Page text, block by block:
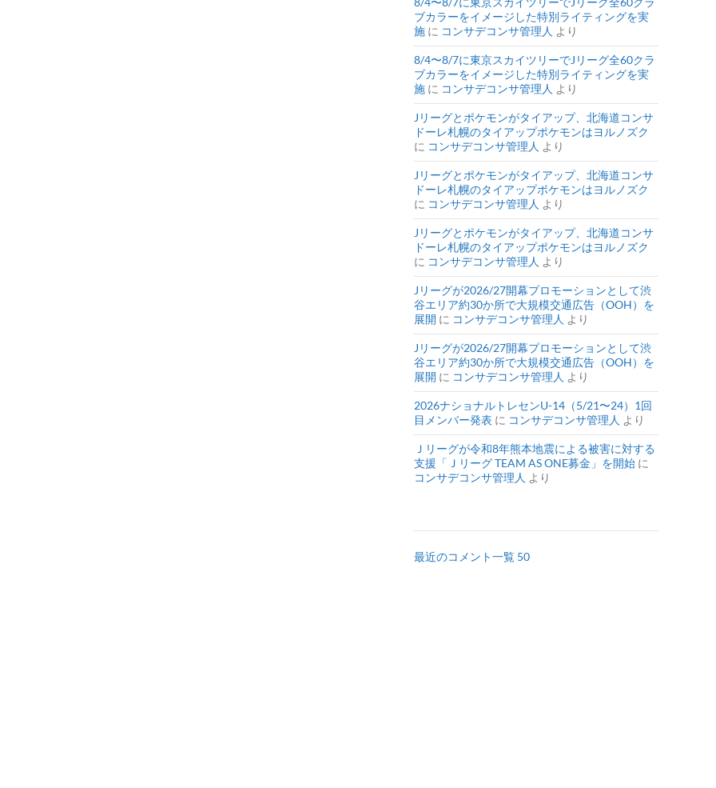
ブカラーをイメージした特別ライティングを実
施 に コンサデコンサ管理人 より
8/4〜8/7に東京スカイツリーでJリーグ全60クラ
ブカラーをイメージした特別ライティングを実
施 に コンサデコンサ管理人 より
Jリーグとポケモンがタイアップ、北海道コンサ
ドーレ札幌のタイアップポケモンはヨルノズク
に コンサデコンサ管理人 より
Jリーグとポケモンがタイアップ、北海道コンサ
ドーレ札幌のタイアップポケモンはヨルノズク
に コンサデコンサ管理人 より
Jリーグとポケモンがタイアップ、北海道コンサ
ドーレ札幌のタイアップポケモンはヨルノズク
に コンサデコンサ管理人 より
Jリーグが2026/27開幕プロモーションとして渋
谷エリア約30か所で大規模交通広告（OOH）を
展開 に コンサデコンサ管理人 より
Jリーグが2026/27開幕プロモーションとして渋
谷エリア約30か所で大規模交通広告（OOH）を
展開 に コンサデコンサ管理人 より
2026ナショナルトレセンU-14（5/21〜24）1回
目メンバー発表 に コンサデコンサ管理人 より
Ｊリーグが令和8年熊本地震による被害に対する
支援「Ｊリーグ TEAM AS ONE募金」を開始 に
コンサデコンサ管理人 より
最近のコメント一覧 50